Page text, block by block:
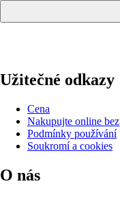
Užitečné odkazy
Cena
Nakupujte online
Podmínky používání
Soukromí a cookies
O nás